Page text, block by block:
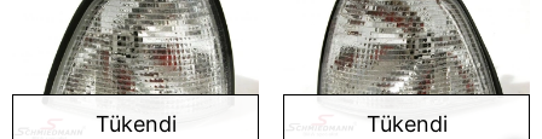
Tükendi Tükendi